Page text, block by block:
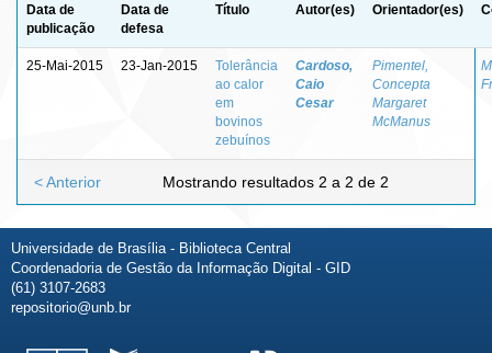
Data de
publicação
Data de
defesa
Título Autor(es) Orientador(es)
25-Mai-2015 23-Jan-2015
Tolerância
ao calor
em
bovinos
zebuínos
Cardoso,
Caio
Cesar
Pimentel,
Concepta
Margaret
McManus
Mostrando resultados 2 a 2 de 2
< Anterior
Universidade de Brasília - Biblioteca Central
Coordenadoria de Gestão da Informação Digital - GID
(61) 3107-2683
repositorio@unb.br